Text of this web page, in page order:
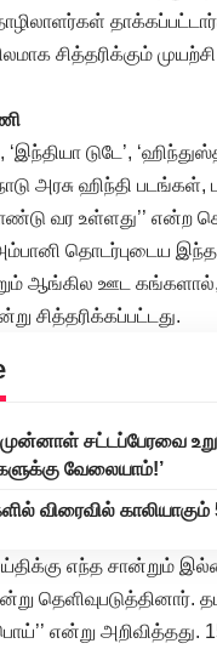
தொழிலாளர்கள்
சித்தரிக்கும்
‘இந்தியா டுடே’,
அரசு ஹிந்தி
வர உள்ளது’’ என்ற
தொடர்புடைய
ஆங்கில ஊட கங்களால்,
சித்தரிக்கப்பட்டது.
சட்டப்பேரவை
வேலையாம்!’
விரைவில்
எந்த சான்றும்
தெளிவுபடுத்தினார்.
பொய்’’ என்று